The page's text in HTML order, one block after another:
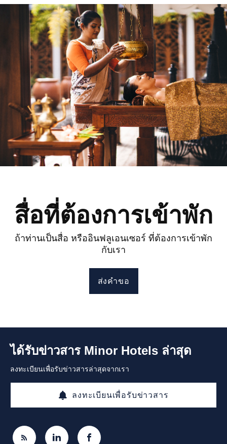
สื่อที่ต้องการเข้าพัก
ถ้าท่านเป็นสื่อ หรืออินฟลูเอนเซอร์ ที่ต้องการเข้าพัก
กับเรา
ส่งคำขอ
ได้รับข่าวสาร Minor Hotels ล่าสุด
ลงทะเบียนเพื่อรับข่าวสารล่าสุดจากเรา
ลงทะเบียนเพื่อรับข่าวสาร